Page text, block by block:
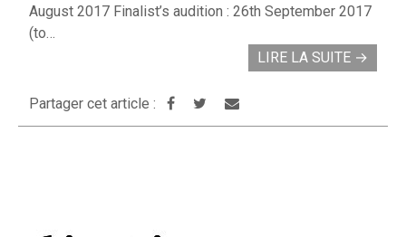
August 2017 Finalist’s audition : 26th September 2017
(to…
LIRE LA SUITE →
Partager cet article :